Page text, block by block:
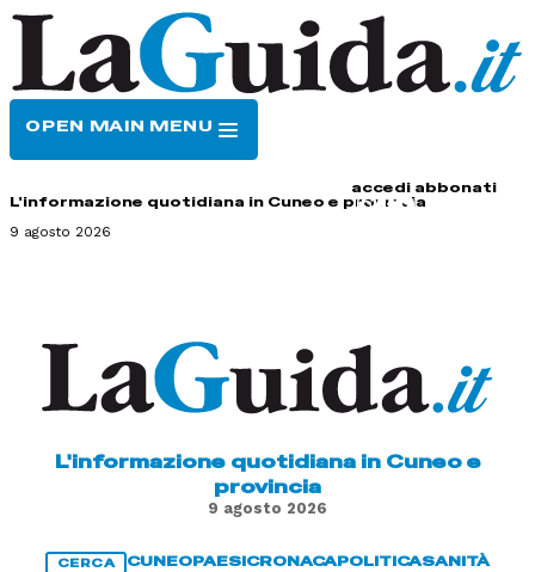
OPEN MAIN MENU
accedi abbonati
L'informazione quotidiana in Cuneo e provincia
9 agosto 2026
L'informazione quotidiana in Cuneo e
provincia
9 agosto 2026
CERCA CUNEOPAESICRONACAPOLITICASANITÀ